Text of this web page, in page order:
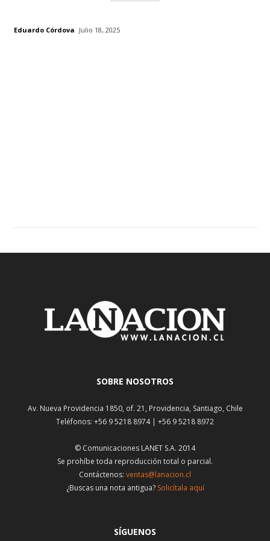
Eduardo Córdova Julio 18, 2025
SOBRE NOSOTROS
Av. Nueva Providencia 1850, of. 21, Providencia, Santiago, Chile
Teléfonos: +56 9 5218 8974 | +56 9 5218 8972
© Comunicaciones LANET S.A. 2014
Se prohíbe toda reproducción total o parcial.
Contáctenos: ventas@lanacion.cl
¿Buscas una nota antigua? Solicítala aquí
SÍGUENOS